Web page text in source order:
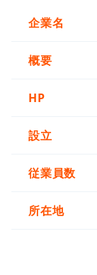
企業名
概要
HP
設立
従業員数
所在地